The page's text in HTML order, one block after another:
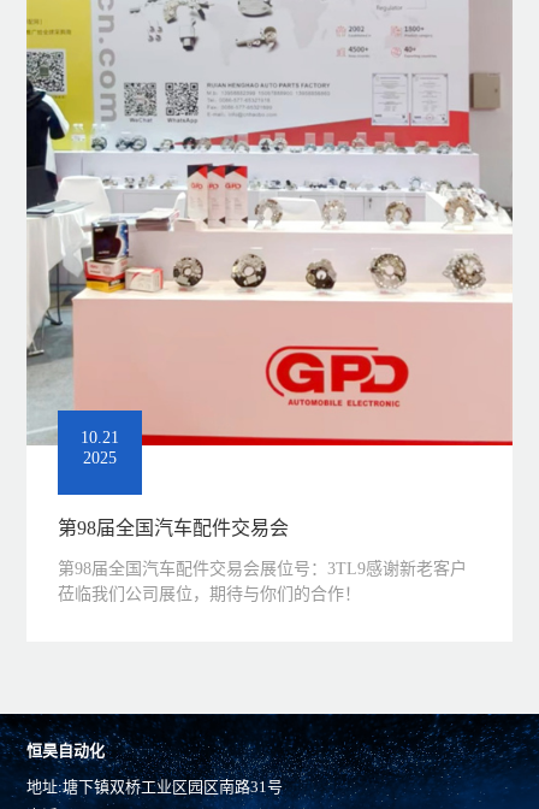
滚动鼠标
10.21
2025
第98届全国汽车配件交易会
第98届全国汽车配件交易会展位号：3TL9感谢新老客户
莅临我们公司展位，期待与你们的合作！
恒昊自动化
地址:塘下镇双桥工业区园区南路31号